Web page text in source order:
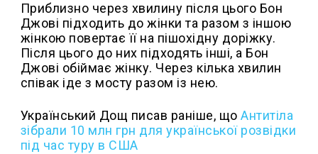
Приблизно через хвилину після цього Бон
Джові підходить до жінки та разом з іншою
жінкою повертає її на пішохідну доріжку.
Після цього до них підходять інші, а Бон
Джові обіймає жінку. Через кілька хвилин
співак іде з мосту разом із нею.
Український Дощ писав раніше, що Антитіла
зібрали 10 млн грн для української розвідки
під час туру в США